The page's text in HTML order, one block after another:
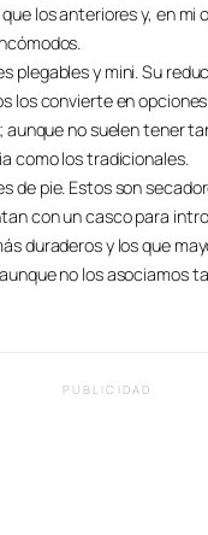
los anteriores y, en mi
plegables y mini. Su
los convierte en
aunque no suelen tener
como los tradicionales.
de pie. Estos son
con un casco para
duraderos y los que
no los asociamos
PUBLICIDAD